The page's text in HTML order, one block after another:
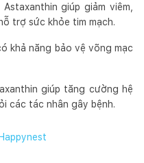
giúp giảm viêm,
trợ sức khỏe tim mạch.
khả năng bảo vệ võng mạc
giúp tăng cường hệ
các tác nhân gây bệnh.